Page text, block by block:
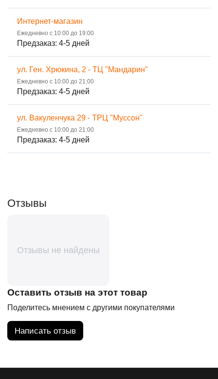
Интернет-магазин
Ежедневно с 10:00 до 19:00
Предзаказ: 4-5 дней
ул. Ген. Хрюкина, 2 - ТЦ "Мандарин"
Ежедневно с 10:00 до 21:00
Предзаказ: 4-5 дней
ул. Вакуленчука 29 - ТРЦ "Муссон"
Ежедневно с 10:00 до 21:00
Предзаказ: 4-5 дней
Отзывы
Отзывы не найдены
Оставить отзыв на этот товар
Поделитесь мнением с другими покупателями
Написать отзыв